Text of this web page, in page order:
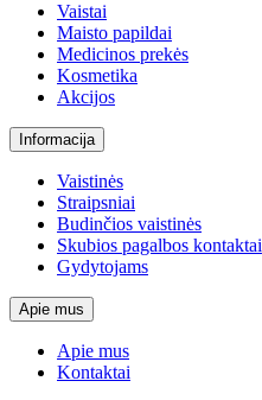
Vaistai
Maisto papildai
Medicinos prekės
Kosmetika
Akcijos
Informacija
Vaistinės
Straipsniai
Budinčios vaistinės
Skubios pagalbos kontaktai
Gydytojams
Apie mus
Apie mus
Kontaktai